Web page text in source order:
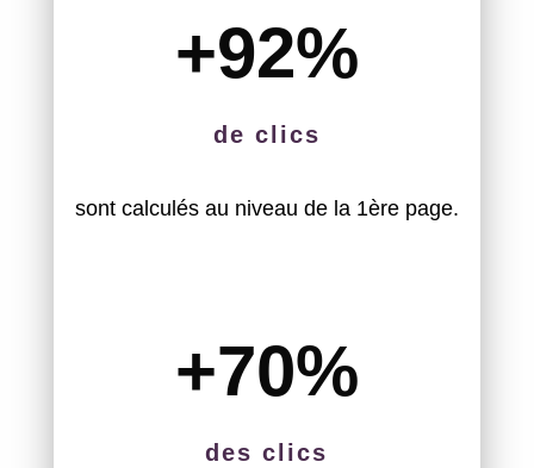
+92%
de clics
sont calculés au niveau de la 1ère page.
+70%
des clics